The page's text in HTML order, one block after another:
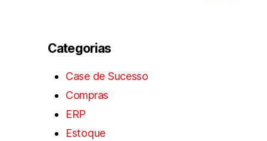
Categorias
Case de Sucesso
Compras
ERP
Estoque